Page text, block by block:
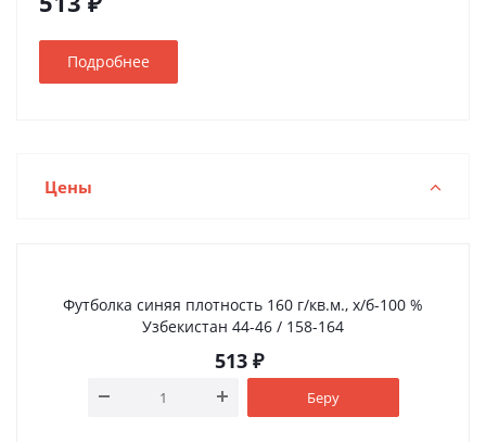
Подробнее
Цены
Футболка синяя плотность 160 г/кв.м., х/б-100 %
Узбекистан 44-46 / 158-164
513 ₽
Беру